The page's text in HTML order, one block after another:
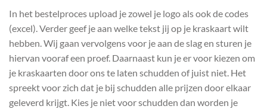
In het bestelproces upload je zowel je logo als ook de codes
(excel). Verder geef je aan welke tekst jij op je kraskaart wilt
hebben. Wij gaan vervolgens voor je aan de slag en sturen je
hiervan vooraf een proef. Daarnaast kun je er voor kiezen om
je kraskaarten door ons te laten schudden of juist niet. Het
spreekt voor zich dat je bij schudden alle prijzen door elkaar
geleverd krijgt. Kies je niet voor schudden dan worden je